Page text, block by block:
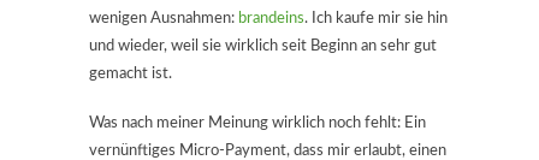
wenigen Ausnahmen: brandeins. Ich kaufe mir sie hin
und wieder, weil sie wirklich seit Beginn an sehr gut
gemacht ist.
Was nach meiner Meinung wirklich noch fehlt: Ein
vernünftiges Micro-Payment, dass mir erlaubt, einen